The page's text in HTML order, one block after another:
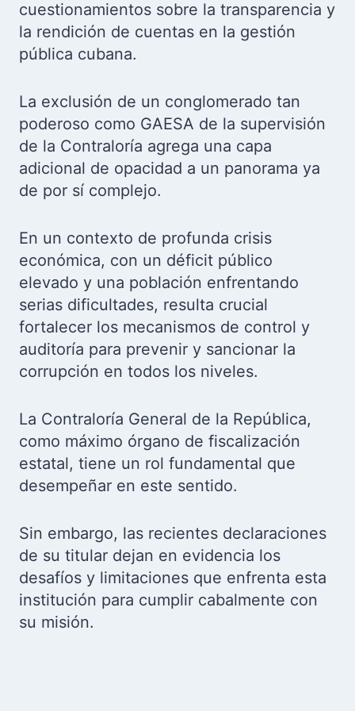
cuestionamientos sobre la transparencia y
la rendición de cuentas en la gestión
pública cubana.
La exclusión de un conglomerado tan
poderoso como GAESA de la supervisión
de la Contraloría agrega una capa
adicional de opacidad a un panorama ya
de por sí complejo.
En un contexto de profunda crisis
económica, con un déficit público
elevado y una población enfrentando
serias dificultades, resulta crucial
fortalecer los mecanismos de control y
auditoría para prevenir y sancionar la
corrupción en todos los niveles.
La Contraloría General de la República,
como máximo órgano de fiscalización
estatal, tiene un rol fundamental que
desempeñar en este sentido.
Sin embargo, las recientes declaraciones
de su titular dejan en evidencia los
desafíos y limitaciones que enfrenta esta
institución para cumplir cabalmente con
su misión.